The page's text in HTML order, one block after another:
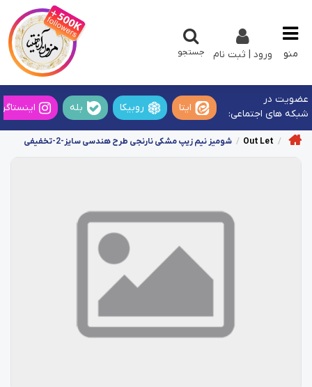
منو ورود | ثبت نام جستجو
عضویت در
شبکه های اجتماعی:
ایتا روبیکا بله
Out Let شومیز نیم زیپ مشکی نارنجی طرح هندسی سایز-2-تخفیفی